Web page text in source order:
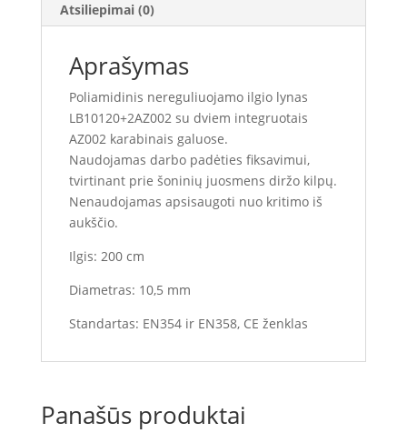
Atsiliepimai (0)
Aprašymas
Poliamidinis nereguliuojamo ilgio lynas
LB10120+2AZ002 su dviem integruotais
AZ002 karabinais galuose.
Naudojamas darbo padėties fiksavimui,
tvirtinant prie šoninių juosmens diržo kilpų.
Nenaudojamas apsisaugoti nuo kritimo iš
aukščio.
Ilgis: 200 cm
Diametras: 10,5 mm
Standartas: EN354 ir EN358, CE ženklas
Panašūs produktai